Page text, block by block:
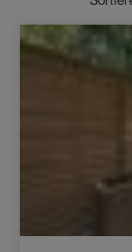
Verkauf